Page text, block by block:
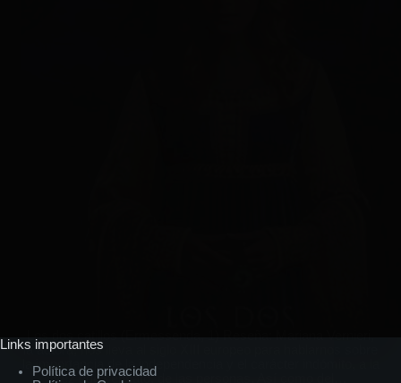
la autora, nos lleva al siglo XIII europeo para hablarnos sobre
la importancia de la independencia y el carácter indómito, a la
vez que sensato, de las personas. Así como del…
Links importantes
Política de privacidad